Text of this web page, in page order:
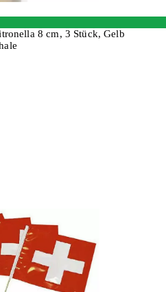
8 cm, 3 Stück, Gelb